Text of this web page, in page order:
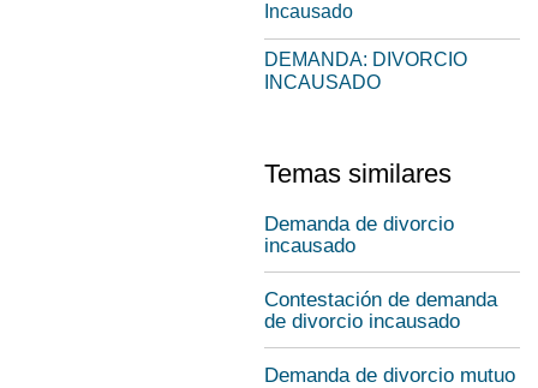
Incausado
DEMANDA: DIVORCIO
INCAUSADO
Temas similares
Demanda de divorcio
incausado
Contestación de demanda
de divorcio incausado
Demanda de divorcio mutuo